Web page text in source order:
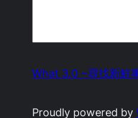
What 3.0 ~尋找新鮮
Proudly powered by